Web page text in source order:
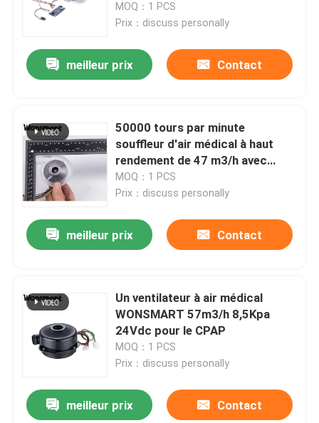
MOQ：1 PCS
Prix：discuss personally
meilleur prix Contact
50000 tours par minute
souffleur d'air médical à haut
rendement de 47 m3/h avec
moteurs sans balai
MOQ：1 PCS
Prix：discuss personally
meilleur prix Contact
Un ventilateur à air médical
WONSMART 57m3/h 8,5Kpa
24Vdc pour le CPAP
MOQ：1 PCS
Prix：discuss personally
meilleur prix Contact